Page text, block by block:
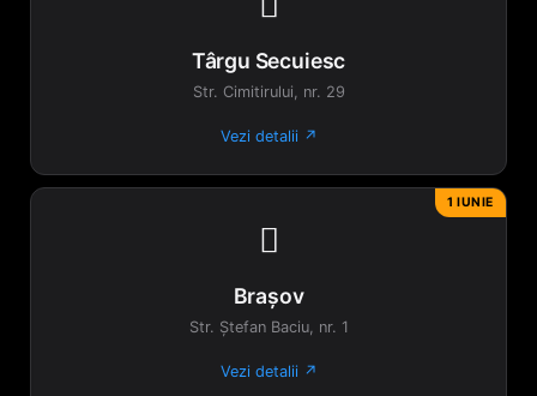
Târgu Secuiesc
Str. Cimitirului, nr. 29
Vezi detalii ↗
1 IUNIE

Brașov
Str. Ștefan Baciu, nr. 1
Vezi detalii ↗